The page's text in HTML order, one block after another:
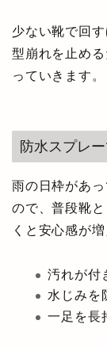
少ない靴で回
型崩れを止め
っていきます。
防水スプレ
雨の日枠があ
ので、普段靴
くと安心感が増
汚れが付
水じみを
一足を長